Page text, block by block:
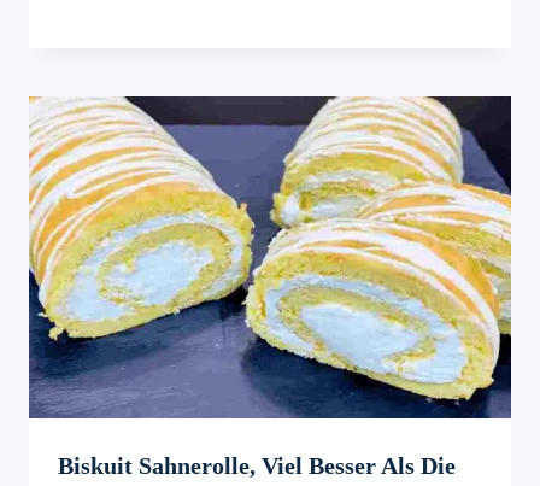
Biskuit Sahnerolle, Viel Besser Als Die